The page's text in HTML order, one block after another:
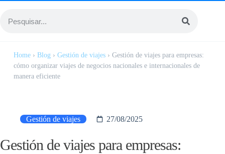
Home› Blog› Gestión de viajes› Gestión de viajes para empresas:
cómo organizar viajes de negocios nacionales e internacionales de
manera eficiente
Gestión de viajes 27/08/2025
Gestión de viajes para empresas: